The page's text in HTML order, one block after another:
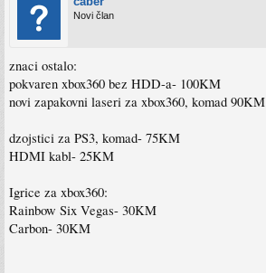
Novi član
znaci ostalo:
pokvaren xbox360 bez HDD-a- 100KM
novi zapakovni laseri za xbox360, komad 90KM
dzojstici za PS3, komad- 75KM
HDMI kabl- 25KM
Igrice za xbox360:
Rainbow Six Vegas- 30KM
Carbon- 30KM